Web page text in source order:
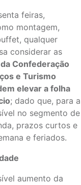
feiras,
montagem,
qualquer
considerar as
Confederação
e Turismo
elevar a folha
; dado que, para a
no segmento de
prazos curtos e
e feriados.
aumento da